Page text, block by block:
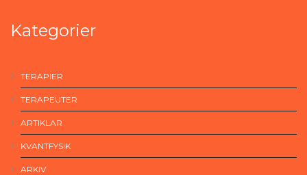
Kategorier
TERAPIER
TERAPEUTER
ARTIKLAR
KVANTFYSIK
ARKIV